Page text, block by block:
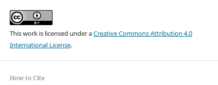
This work is licensed under aCreative Commons Attribution 4.0
International License.
How to Cite